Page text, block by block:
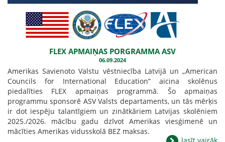
FLEX APMAIŅAS PORGRAMMA ASV
06.09.2024
Amerikas Savienoto Valstu vēstniecība Latvijā un „American
Councils for International Education” aicina skolēnus
piedalīties FLEX apmaiņas programmā. Šo apmaiņas
programmu sponsorē ASV Valsts departaments, un tās mērķis
ir dot iespēju talantīgiem un zinātkāriem Latvijas skolēniem
2025./2026. mācību gadu dzīvot Amerikas viesģimenē un
mācīties Amerikas vidusskolā BEZ maksas.